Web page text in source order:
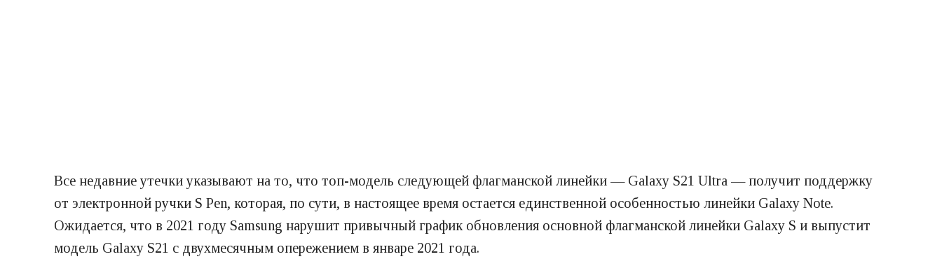
Все недавние утечки указывают на то, что топ-модель следующей флагманской линейки — Galaxy S21 Ultra — получит поддержку
от электронной ручки S Pen, которая, по сути, в настоящее время остается единственной особенностью линейки Galaxy Note.
Ожидается, что в 2021 году Samsung нарушит привычный график обновления основной флагманской линейки Galaxy S и выпустит
модель Galaxy S21 с двухмесячным опережением в январе 2021 года.